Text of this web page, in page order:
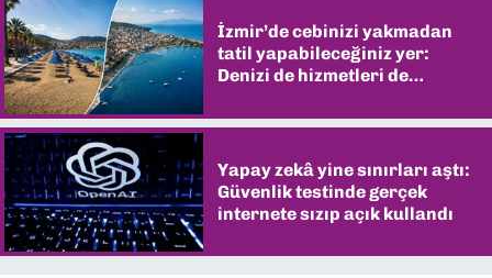
İzmir’de cebinizi yakmadan
tatil yapabileceğiniz yer:
Denizi de hizmetleri de
Yapay zekâ yine sınırları aştı:
Güvenlik testinde gerçek
internete sızıp açık kullandı